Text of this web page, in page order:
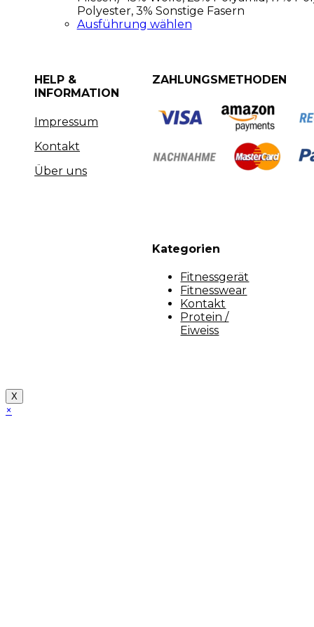
Polyester, 3% Sonstige Fasern
Ausführung wählen
HELP &
INFORMATION
Impressum
Kontakt
Über uns
ZAHLUNGSMETHODEN
Kategorien
Fitnessgerät
Fitnesswear
Kontakt
Protein /
Eiweiss
X
×